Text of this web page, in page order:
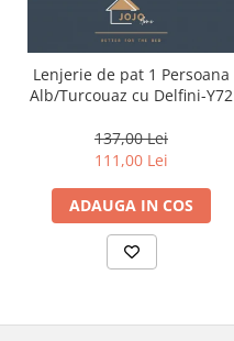
Lenjerie de pat 1 Persoana
Alb/Turcouaz cu Delfini-Y72
137,00 Lei
111,00 Lei
ADAUGA IN COS